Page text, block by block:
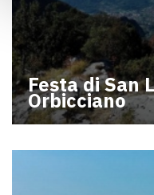
Festa di San
Orbicciano